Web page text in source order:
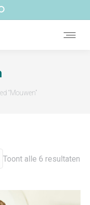
“Mouwen”
Toont alle 6 resultaten